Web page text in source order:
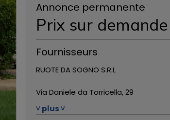
Annonce permanente
Prix ​​sur demande
Fournisseurs
RUOTE DA SOGNO S.R.L
Via Daniele da Torricella, 29
42122 Reggio Emilia
˅ plus ˅